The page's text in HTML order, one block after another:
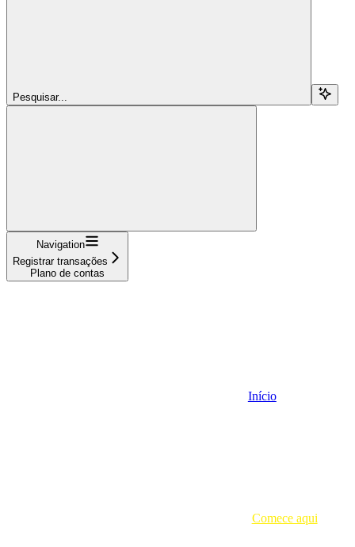
Pesquisar...
Navigation
Registrar transações
Plano de contas
Início
Comece aqui